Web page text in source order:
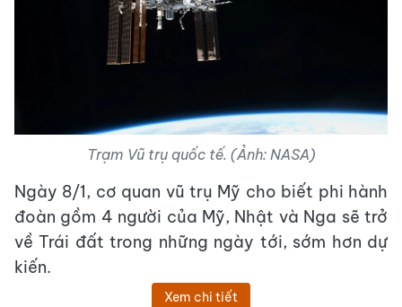
Trạm Vũ trụ quốc tế. (Ảnh: NASA)
Ngày 8/1, cơ quan vũ trụ Mỹ cho biết phi hành
đoàn gồm 4 người của Mỹ, Nhật và Nga sẽ trở
về Trái đất trong những ngày tới, sớm hơn dự
kiến.
Xem chi tiết